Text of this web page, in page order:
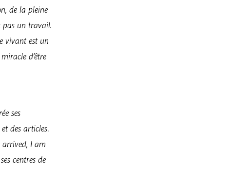
de la pleine
pas un travail.
vivant est un
d’être
ses
des articles.
arrived, I am
centres de